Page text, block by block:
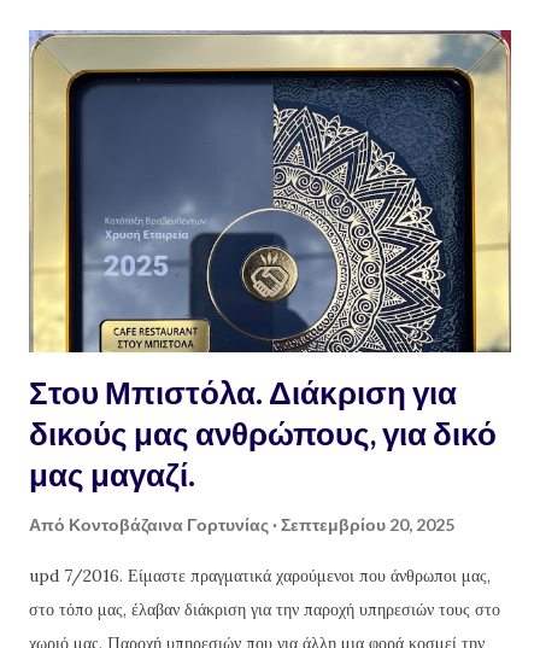
παλαιότερο λάδι θα βρούμε. Όσο παλαιότερο το λάδι, τόσο το
καλύτερο, αν θέλουμε να κάνουμε σαπούνι που θα είναι εξαιρετικό,
υγιεινό, υποαλεργικό, αγνό και κυρίως 100% οικολογικό, μέσα σε
1/2 ώρα. Οδηγίες : ζυγίζουμε το λάδι που έχουμε σε ζυγαριά
ακριβείας. Σημειωτέον πως, το μπουκάλι με το 1 λίτρο λάδι δεν
ζυγίζει 1 κιλό λάδι, μιας και είναι πολύ ελαφρύτερο ! για κάθε κιλό
λάδι χρειαζόμαστε 300 γραμμά...
Στου Μπιστόλα. Διάκριση για
δικούς μας ανθρώπους, για δικό
μας μαγαζί.
Από Κοντοβάζαινα Γορτυνίας Σεπτεμβρίου 20, 2025
upd 7/2016. Είμαστε πραγματικά χαρούμενοι που άνθρωποι μας,
στο τόπο μας, έλαβαν διάκριση για την παροχή υπηρεσιών τους στο
χωριό μας. Παροχή υπηρεσιών που για άλλη μια φορά κοσμεί την